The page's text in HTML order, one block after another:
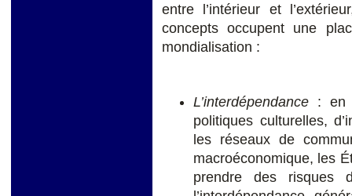
entre l’intérieur et
concepts occupent une
mondialisation :
L’interdépendance : en
politiques culturelles,
les réseaux de
macroéconomique, les
prendre des risques